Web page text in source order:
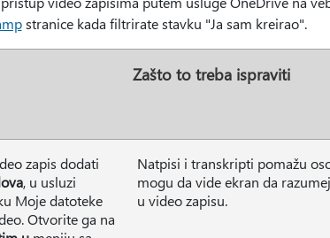
stranice kada filtrirate stavku "Ja sam kreirao".
Zašto to treba ispraviti
zapis dodati
, u usluzi
Moje datoteke
Otvorite ga na
Natpisi i transkripti pomažu
mogu da vide ekran da
u video zapisu.